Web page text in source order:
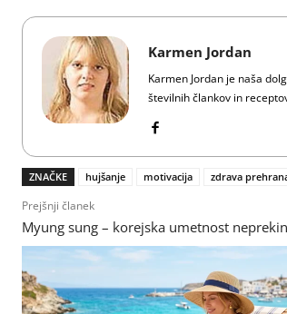
Karmen Jordan
Karmen Jordan je naša
številnih člankov in
ZNAČKE hujšanje motivacija zdrava
Prejšnji članek
Myung sung – korejska umetnost